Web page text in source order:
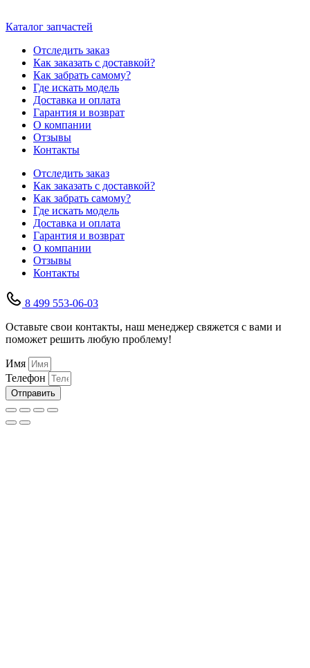
Каталог запчастей
Отследить заказ
Как заказать с доставкой?
Как забрать самому?
Где искать модель
Доставка и оплата
Гарантия и возврат
О компании
Отзывы
Контакты
Отследить заказ
Как заказать с доставкой?
Как забрать самому?
Где искать модель
Доставка и оплата
Гарантия и возврат
О компании
Отзывы
Контакты
8 499 553-06-03
Оставьте свои контакты, наш менеджер свяжется с вами и
поможет решить любую проблему!
Имя
Телефон
Отправить